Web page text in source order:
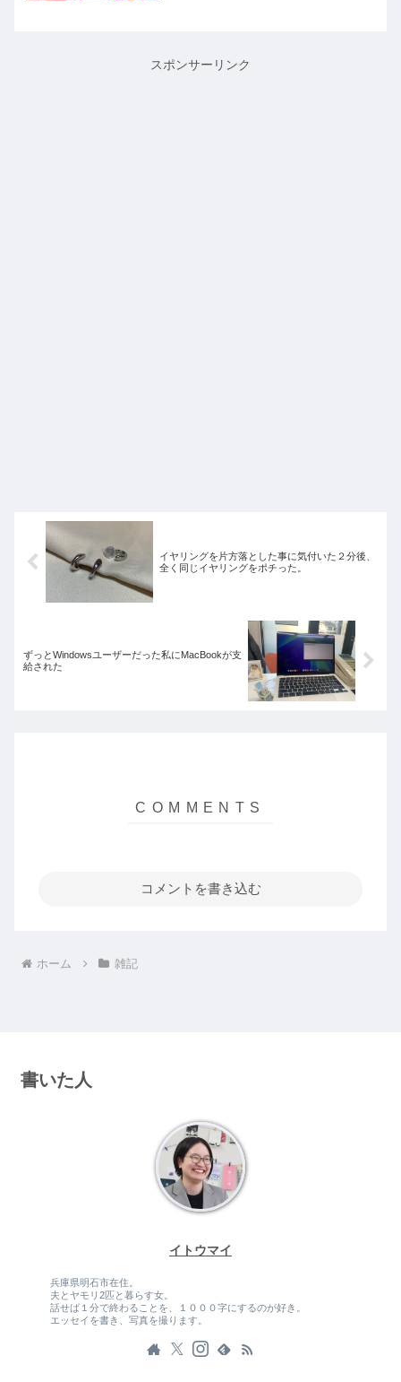
スポンサーリンク
イヤリングを片方落とした事に気付いた２分後、
全く同じイヤリングをポチった。
ずっとWindowsユーザーだった私にMacBookが支
給された
コメントを書き込む
ホーム 雑記
書いた人
イトウマイ
兵庫県明石市在住。
夫とヤモリ2匹と暮らす女。
話せば１分で終わることを、１０００字にするのが好き。
エッセイを書き、写真を撮ります。